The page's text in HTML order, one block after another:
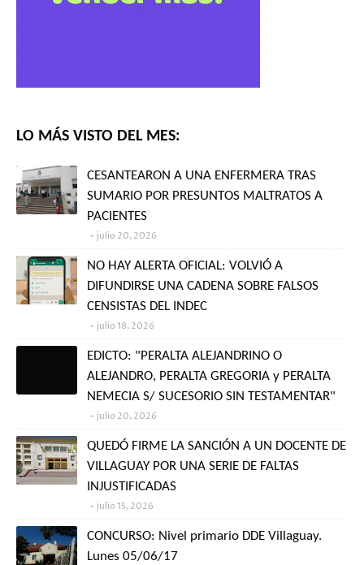
LO MÁS VISTO DEL MES:
CESANTEARON A UNA ENFERMERA TRAS
SUMARIO POR PRESUNTOS MALTRATOS A
PACIENTES
julio 20, 2026
NO HAY ALERTA OFICIAL: VOLVIÓ A
DIFUNDIRSE UNA CADENA SOBRE FALSOS
CENSISTAS DEL INDEC
julio 18, 2026
EDICTO: "PERALTA ALEJANDRINO O
ALEJANDRO, PERALTA GREGORIA y PERALTA
NEMECIA S/ SUCESORIO SIN TESTAMENTAR"
julio 20, 2026
QUEDÓ FIRME LA SANCIÓN A UN DOCENTE DE
VILLAGUAY POR UNA SERIE DE FALTAS
INJUSTIFICADAS
julio 15, 2026
CONCURSO: Nivel primario DDE Villaguay.
Lunes 05/06/17